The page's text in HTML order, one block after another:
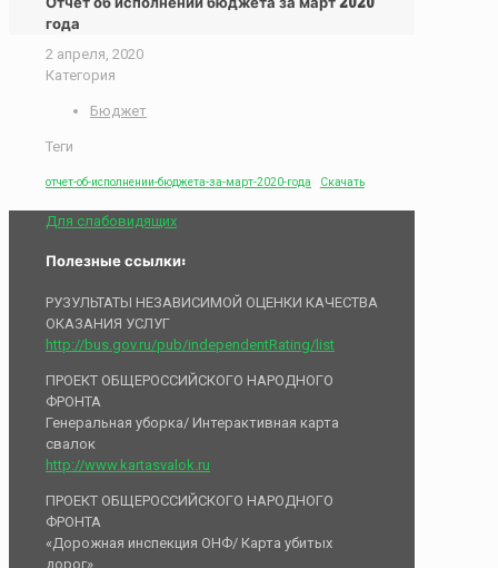
года
2 апреля, 2020
Категория
Бюджет
Теги
отчет-об-исполнении-бюджета-за-март-2020-года Скачать
Для слабовидящих
Полезные ссылки:
РУЗУЛЬТАТЫ НЕЗАВИСИМОЙ ОЦЕНКИ КАЧЕСТВА
ОКАЗАНИЯ УСЛУГ
http://bus.gov.ru/pub/independentRating/list
ПРОЕКТ ОБЩЕРОССИЙСКОГО НАРОДНОГО
ФРОНТА
Генеральная уборка/ Интерактивная карта
свалок
http://www.kartasvalok.ru
ПРОЕКТ ОБЩЕРОССИЙСКОГО НАРОДНОГО
ФРОНТА
«Дорожная инспекция ОНФ/ Карта убитых
дорог»